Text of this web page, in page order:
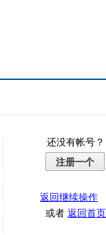
还没有帐号？
注册一个
返回继续操作
或者返回首页